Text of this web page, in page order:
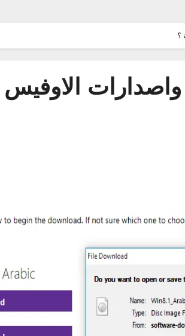
؟
واصدارات